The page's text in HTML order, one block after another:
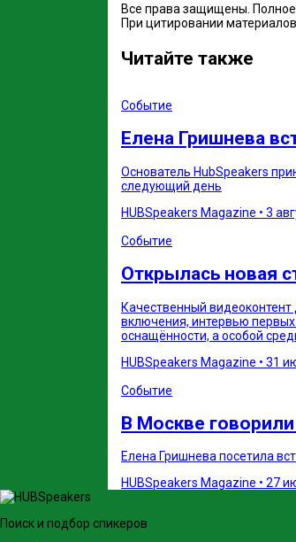
Все права защищены. Полное
При цитировании
Читайте также
Событие
Елена Гришнева
Основатель HubSpeakers
следующий день
HUBSpeakers Magazine • 3
Событие
Открылась новая
Качественный
включения, интервью
оснащённости, а особой
HUBSpeakers Magazine • 31
Событие
В Москве говорили
Елена Гришнева посетила
HUBSpeakers Magazine • 27
Поиск и подбор спикеров